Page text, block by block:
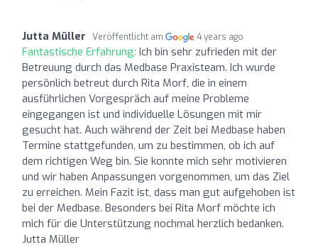
Jutta Müller Veröffentlicht am 4 years ago
Fantastische Erfahrung: Ich bin sehr zufrieden mit der
Betreuung durch das Medbase Praxisteam. Ich wurde
persönlich betreut durch Rita Morf, die in einem
ausführlichen Vorgespräch auf meine Probleme
eingegangen ist und individuelle Lösungen mit mir
gesucht hat. Auch während der Zeit bei Medbase haben
Termine stattgefunden, um zu bestimmen, ob ich auf
dem richtigen Weg bin. Sie konnte mich sehr motivieren
und wir haben Anpassungen vorgenommen, um das Ziel
zu erreichen. Mein Fazit ist, dass man gut aufgehoben ist
bei der Medbase. Besonders bei Rita Morf möchte ich
mich für die Unterstützung nochmal herzlich bedanken.
Jutta Müller